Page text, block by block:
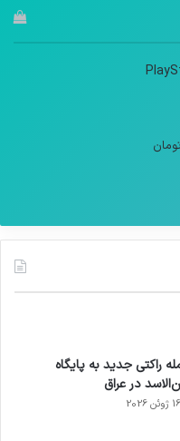
تومان
راکتی جدید به پایگاه
در عراق
16 ژوئن 2026